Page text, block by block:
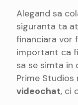
Alegand sa
siguranta ta
financiara vor
important ca
sa se simta in
Prime Studios
videochat, ci